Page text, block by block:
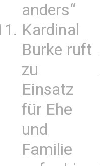
anders“
Kardinal
Burke ruft
zu
Einsatz
für Ehe
und
Familie